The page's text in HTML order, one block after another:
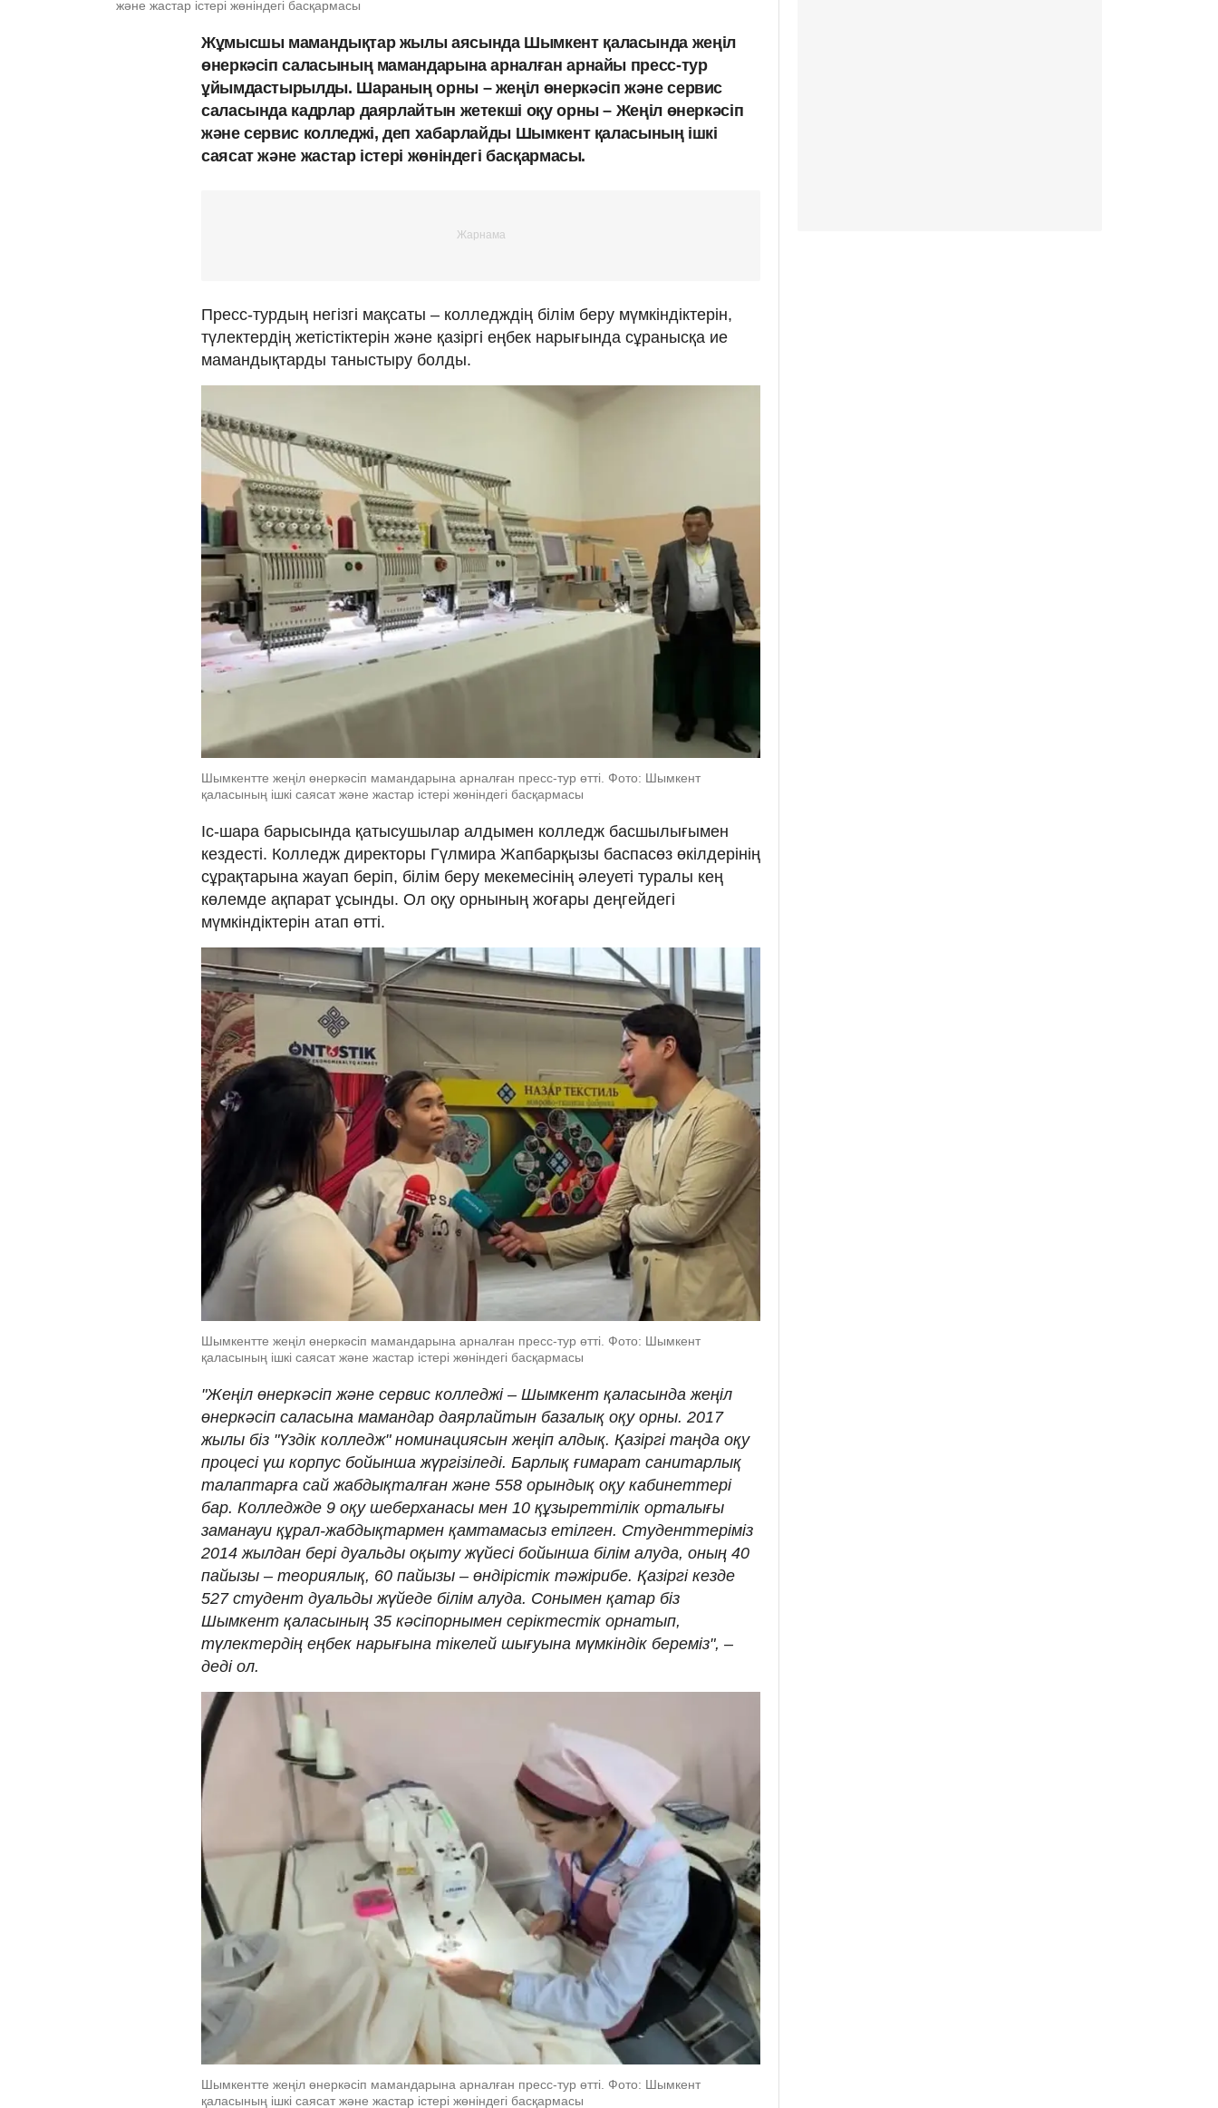
және жастар істері жөніндегі басқармасы
Жұмысшы мамандықтар жылы аясында Шымкент қаласында жеңіл
өнеркәсіп саласының мамандарына арналған арнайы пресс-тур
ұйымдастырылды. Шараның орны – жеңіл өнеркәсіп және сервис
саласында кадрлар даярлайтын жетекші оқу орны – Жеңіл өнеркәсіп
және сервис колледжі, деп хабарлайды Шымкент қаласының ішкі
саясат және жастар істері жөніндегі басқармасы.
Пресс-турдың негізгі мақсаты – колледждің білім беру мүмкіндіктерін,
түлектердің жетістіктерін және қазіргі еңбек нарығында сұранысқа ие
мамандықтарды таныстыру болды.
Шымкентте жеңіл өнеркәсіп мамандарына арналған пресс-тур өтті. Фото: Шымкент
қаласының ішкі саясат және жастар істері жөніндегі басқармасы
Іс-шара барысында қатысушылар алдымен колледж басшылығымен
кездесті. Колледж директоры Гүлмира Жапбарқызы баспасөз өкілдерінің
сұрақтарына жауап беріп, білім беру мекемесінің әлеуеті туралы кең
көлемде ақпарат ұсынды. Ол оқу орнының жоғары деңгейдегі
мүмкіндіктерін атап өтті.
Шымкентте жеңіл өнеркәсіп мамандарына арналған пресс-тур өтті. Фото: Шымкент
қаласының ішкі саясат және жастар істері жөніндегі басқармасы
"Жеңіл өнеркәсіп және сервис колледжі – Шымкент қаласында жеңіл
өнеркәсіп саласына мамандар даярлайтын базалық оқу орны. 2017
жылы біз "Үздік колледж" номинациясын жеңіп алдық. Қазіргі таңда оқу
процесі үш корпус бойынша жүргізіледі. Барлық ғимарат санитарлық
талаптарға сай жабдықталған және 558 орындық оқу кабинеттері
бар. Колледжде 9 оқу шеберханасы мен 10 құзыреттілік орталығы
заманауи құрал-жабдықтармен қамтамасыз етілген. Студенттеріміз
2014 жылдан бері дуальды оқыту жүйесі бойынша білім алуда, оның 40
пайызы – теориялық, 60 пайызы – өндірістік тәжірибе. Қазіргі кезде
527 студент дуальды жүйеде білім алуда. Сонымен қатар біз
Шымкент қаласының 35 кәсіпорнымен серіктестік орнатып,
түлектердің еңбек нарығына тікелей шығуына мүмкіндік береміз", –
деді ол.
Шымкентте жеңіл өнеркәсіп мамандарына арналған пресс-тур өтті. Фото: Шымкент
қаласының ішкі саясат және жастар істері жөніндегі басқармасы